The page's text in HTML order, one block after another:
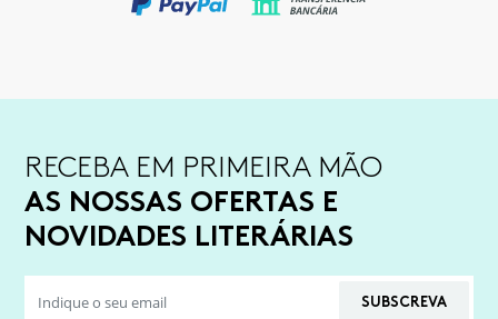
RECEBA EM PRIMEIRA MÃO
AS NOSSAS OFERTAS E
NOVIDADES LITERÁRIAS
SUBSCREVA